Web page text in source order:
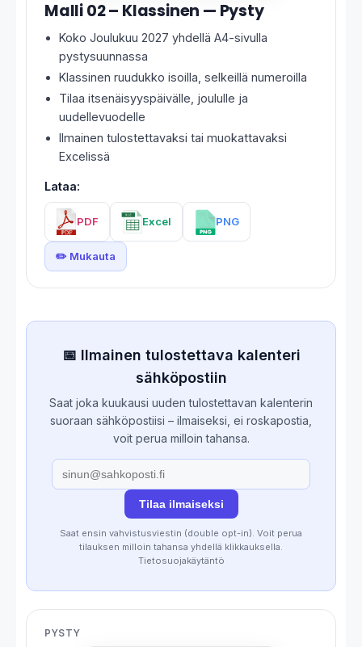
Malli 02 – Klassinen — Pysty
Koko Joulukuu 2027 yhdellä A4-sivulla
pystysuunnassa
Klassinen ruudukko isoilla, selkeillä numeroilla
Tilaa itsenäisyyspäivälle, joululle ja
uudellevuodelle
Ilmainen tulostettavaksi tai muokattavaksi
Excelissä
Lataa:
PDF Excel PNG
✏️ Mukauta
📅 Ilmainen tulostettava kalenteri
sähköpostiin
Saat joka kuukausi uuden tulostettavan kalenterin
suoraan sähköpostiisi – ilmaiseksi, ei roskapostia,
voit perua milloin tahansa.
Tilaa ilmaiseksi
Saat ensin vahvistusviestin (double opt-in). Voit perua
tilauksen milloin tahansa yhdellä klikkauksella.
Tietosuojakäytäntö
PYSTY